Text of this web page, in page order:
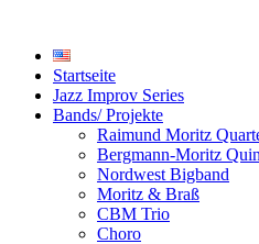
Startseite
Jazz Improv Series
Bands/ Projekte
Raimund Moritz
Bergmann-Moritz
Nordwest Bigband
Moritz & Braß
CBM Trio
Choro